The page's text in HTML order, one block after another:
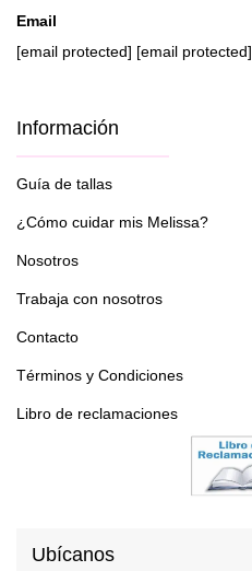
Email
[email protected] [email protected]
Información
Guía de tallas
¿Cómo cuidar mis Melissa?
Nosotros
Trabaja con nosotros
Contacto
Términos y Condiciones
Libro de reclamaciones
Ubícanos